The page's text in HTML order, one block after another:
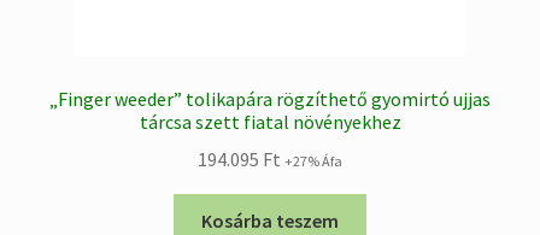
„Finger weeder” tolikapára rögzíthető gyomirtó ujjas
tárcsa szett fiatal növényekhez
194.095 Ft +27% Áfa
Kosárba teszem